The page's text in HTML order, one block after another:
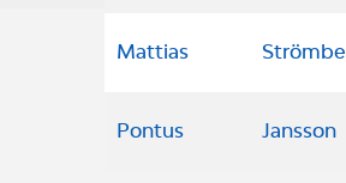
Mattias
Pontus Jansson